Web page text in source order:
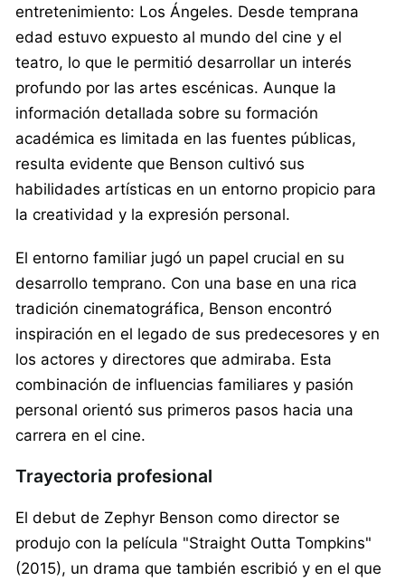
entretenimiento: Los Ángeles. Desde temprana
edad estuvo expuesto al mundo del cine y el
teatro, lo que le permitió desarrollar un interés
profundo por las artes escénicas. Aunque la
información detallada sobre su formación
académica es limitada en las fuentes públicas,
resulta evidente que Benson cultivó sus
habilidades artísticas en un entorno propicio para
la creatividad y la expresión personal.
El entorno familiar jugó un papel crucial en su
desarrollo temprano. Con una base en una rica
tradición cinematográfica, Benson encontró
inspiración en el legado de sus predecesores y en
los actores y directores que admiraba. Esta
combinación de influencias familiares y pasión
personal orientó sus primeros pasos hacia una
carrera en el cine.
Trayectoria profesional
El debut de Zephyr Benson como director se
produjo con la película "Straight Outta Tompkins"
(2015), un drama que también escribió y en el que